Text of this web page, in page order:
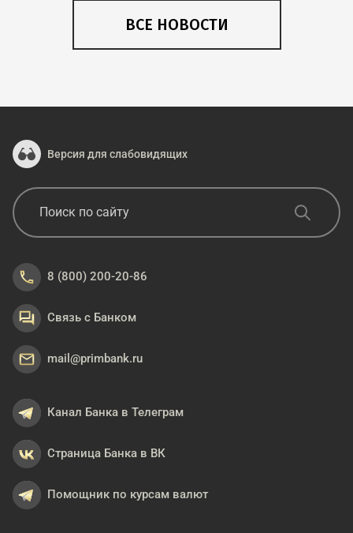
ВСЕ НОВОСТИ
Версия для слабовидящих
8 (800) 200-20-86
Связь с Банком
mail@primbank.ru
Канал Банка в Телеграм
Страница Банка в ВК
Помощник по курсам валют